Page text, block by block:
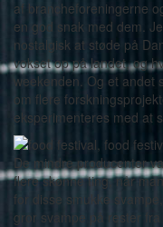
af brancheforeningerne
en god snak med dem.
nostalgisk at støde på
vokset op på landet, og
weekenden. Og et andet
om flere
eksperimenteres med at
De mindre producenter
flere skønne ting, når
for disse smukke
gror svampe på rester fra